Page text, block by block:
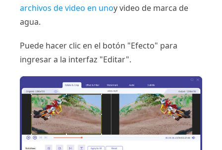
archivos de video en unoy video de marca de
agua.
Puede hacer clic en el botón "Efecto" para
ingresar a la interfaz "Editar".